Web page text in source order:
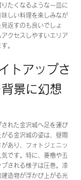
たくなるような一皿に
しい料理を楽しみなが
返すのも良いでしょ
クセスしやすいエリア
。
トアップさ
景に幻想
れた金沢城へ足を運び
る金沢城の姿は、昼間
あり、フォトジェニッ
です。特に、菱櫓や五
される様子は圧巻。漆
造物が浮かび上がる光